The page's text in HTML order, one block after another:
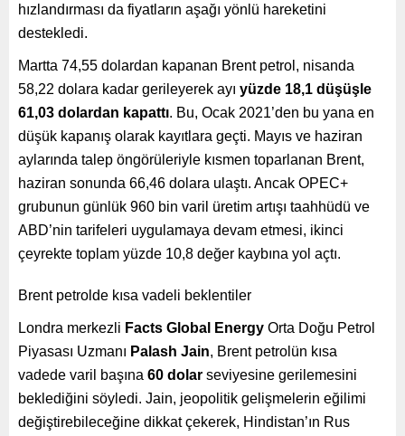
hızlandırması da fiyatların aşağı yönlü hareketini
destekledi.
Martta 74,55 dolardan kapanan Brent petrol, nisanda
58,22 dolara kadar gerileyerek ayı yüzde 18,1 düşüşle
61,03 dolardan kapattı. Bu, Ocak 2021’den bu yana en
düşük kapanış olarak kayıtlara geçti. Mayıs ve haziran
aylarında talep öngörüleriyle kısmen toparlanan Brent,
haziran sonunda 66,46 dolara ulaştı. Ancak OPEC+
grubunun günlük 960 bin varil üretim artışı taahhüdü ve
ABD’nin tarifeleri uygulamaya devam etmesi, ikinci
çeyrekte toplam yüzde 10,8 değer kaybına yol açtı.
Brent petrolde kısa vadeli beklentiler
Londra merkezli Facts Global Energy Orta Doğu Petrol
Piyasası Uzmanı Palash Jain, Brent petrolün kısa
vadede varil başına 60 dolar seviyesine gerilemesini
beklediğini söyledi. Jain, jeopolitik gelişmelerin eğilimi
değiştirebileceğine dikkat çekerek, Hindistan’ın Rus